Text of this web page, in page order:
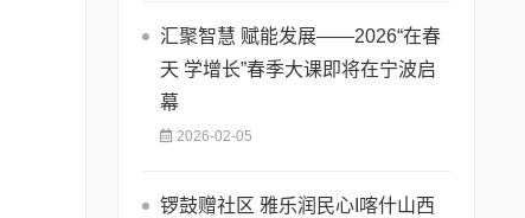
汇聚智慧 赋能发展——2026“在春
天 学增长”春季大课即将在宁波启
幕
2026-02-05
锣鼓赠社区 雅乐润民心I喀什山西